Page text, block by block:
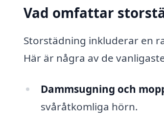
Vad omfattar
Storstädning inkluderar en
Här är några av de
Dammsugning och
svåråtkomliga hörn.